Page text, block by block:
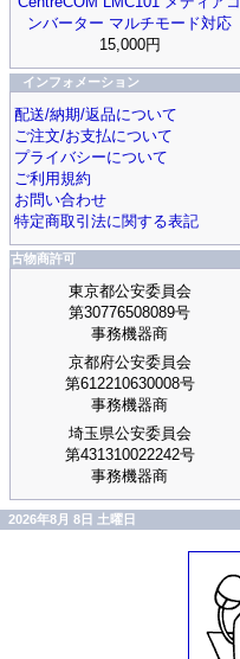
ンバーター マルチモード対応
15,000円
インフォメーション
配送/納期/返品について
ご注文/お支払について
プライバシーについて
ご利用規約
お問い合わせ
特定商取引法に関する表記
古物商許可
東京都公安委員会
第30776508089号
事務機器商
京都府公安委員会
第612210630008号
事務機器商
埼玉県公安委員会
第431310022242号
事務機器商
2026年8月 8日 土曜日